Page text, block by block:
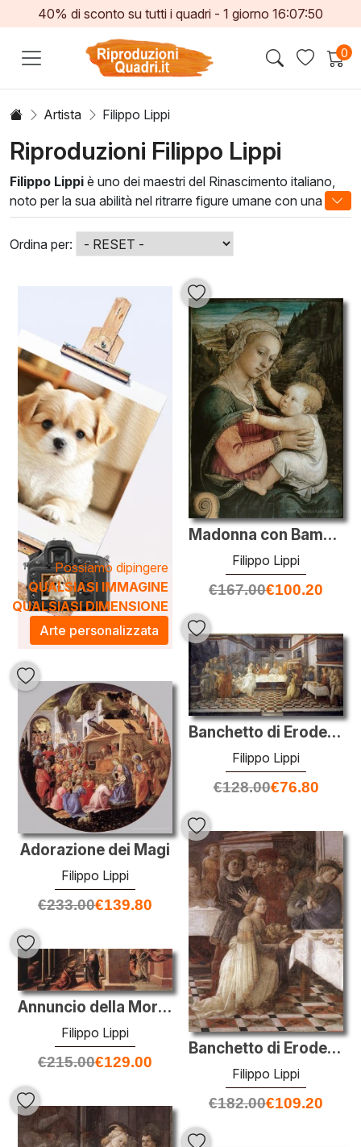
40% di sconto su tutti i quadri - 1 giorno 16:07:47
0
Artista Filippo Lippi
Riproduzioni Filippo Lippi
Filippo Lippi è uno dei maestri del Rinascimento italiano,
noto per la sua abilità nel ritrarre figure umane con una
straordinaria attenzione ai dettagli e alla bellezza. Le sue
opere sono caratterizzate da una luce soffusa e da colori
ricchi, che creano atmosfere intime e suggestive. Lippi ha
rivoluzionato la pittura sacra, introducendo un’umanità
palpabile nei suoi soggetti divini.
Filippo Lippi non significa solo abbellire uno spazio, ma
anche arricchirlo di storie e significati. Ogni dipinto
racconta di spiritualità e bellezza, rendendo qualsiasi
ambiente più sofisticato e vibrante. Apprendere la maestria
di Lippi attraverso una delle sue opere permetterà ai clienti
di immergersi in un'esperienza artistica unica e senza
tempo.
Ordina per:
Possiamo dipingere
QUALSIASI IMMAGINE
QUALSIASI DIMENSIONE
Arte personalizzata
Madonna con Bambino
Filippo Lippi
€167.00€100.20
Banchetto di Erode: Danza di Salomè
Filippo Lippi
€128.00€76.80
Adorazione dei Magi
Filippo Lippi
€233.00€139.80
Banchetto di Erode: Danza di Salomè (particolare)
Filippo Lippi
€182.00€109.20
Annuncio della Morte della Vergine
Filippo Lippi
€215.00€129.00